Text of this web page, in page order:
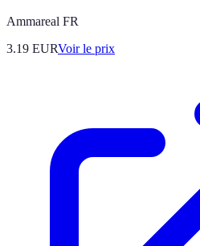
Ammareal FR
3.19 EURVoir le prix